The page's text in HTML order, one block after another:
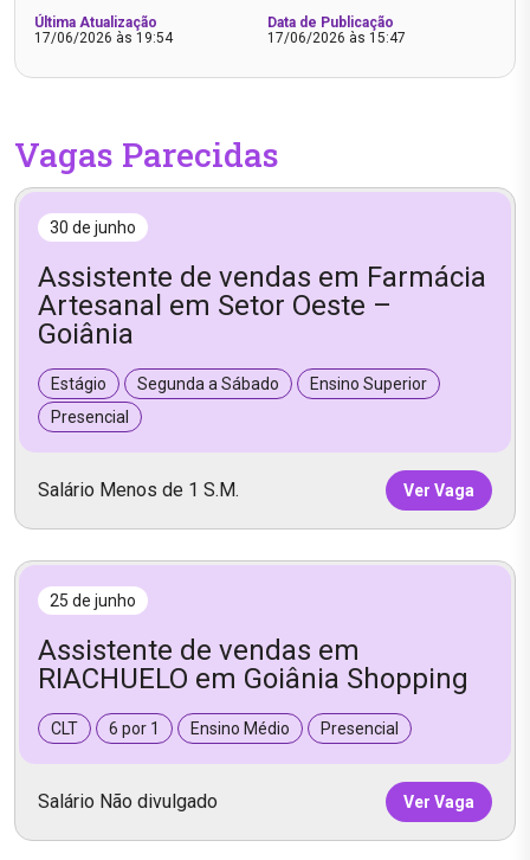
Última Atualização
17/06/2026 às 19:54
Data de Publicação
17/06/2026 às 15:47
Vagas Parecidas
30 de junho
Assistente de vendas em Farmácia
Artesanal em Setor Oeste –
Goiânia
Estágio Segunda a Sábado
Ensino Superior
Presencial
Salário Menos de 1 S.M. Ver Vaga
25 de junho
Assistente de vendas em
RIACHUELO em Goiânia Shopping
CLT 6 por 1 Ensino Médio Presencial
Salário Não divulgado Ver Vaga